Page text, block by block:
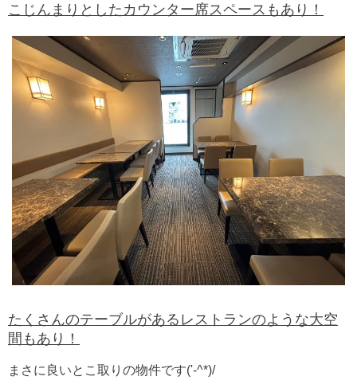
こじんまりとしたカウンター席スペースもあり！
たくさんのテーブルがあるレストランのような大空
間もあり！
まさに良いとこ取りの物件です('-^*)/